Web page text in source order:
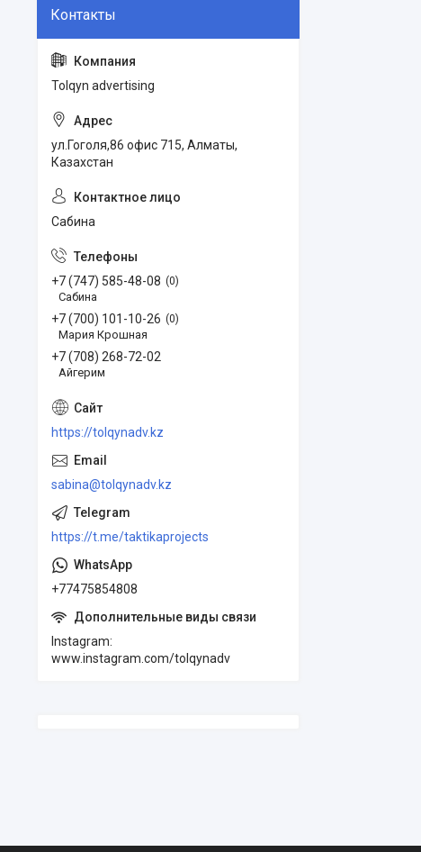
Tolqyn advertising
ул.Гоголя,86 офис 715, Алматы,
Казахстан
Сабина
+7 (747) 585-48-08 0
Сабина
+7 (700) 101-10-26 0
Мария Крошная
+7 (708) 268-72-02
Айгерим
https://tolqynadv.kz
sabina@tolqynadv.kz
https://t.me/taktikaprojects
+77475854808
Instagram
www.instagram.com/tolqynadv